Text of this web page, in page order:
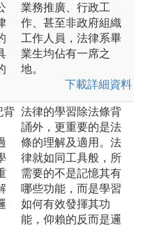
業務推廣、行政工
作、甚至非政府組織
工作人員，法律系畢
業生均佔有一席之
地。
下載詳細資料
背 法律的學習除法條背
誦外，更重要的是法
條的理解及適用。法
律就如同工具般，所
需要的不是記憶其有
哪些功能，而是學習
如何有效發揮其功
能，仰賴的反而是邏